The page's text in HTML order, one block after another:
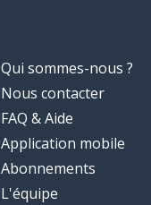
Qui sommes-nous ?
Nous contacter
FAQ & Aide
Application mobile
Abonnements
L'équipe